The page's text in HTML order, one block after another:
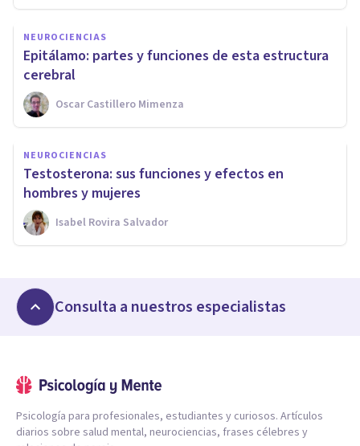
NEUROCIENCIAS
Epitálamo: partes y funciones de esta estructura
cerebral
Oscar Castillero Mimenza
NEUROCIENCIAS
Testosterona: sus funciones y efectos en
hombres y mujeres
Isabel Rovira Salvador
Consulta a nuestros especialistas
Psicología para profesionales, estudiantes y curiosos. Artículos
diarios sobre salud mental, neurociencias, frases célebres y